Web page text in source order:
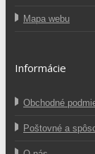
Mapa webu
Informácie
Obchodné
Poštovné a